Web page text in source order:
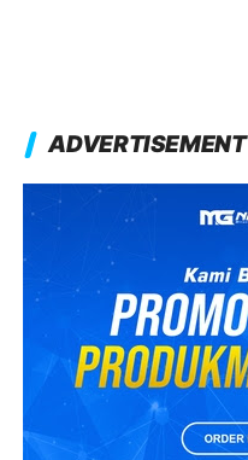
ADVERTISEMENT